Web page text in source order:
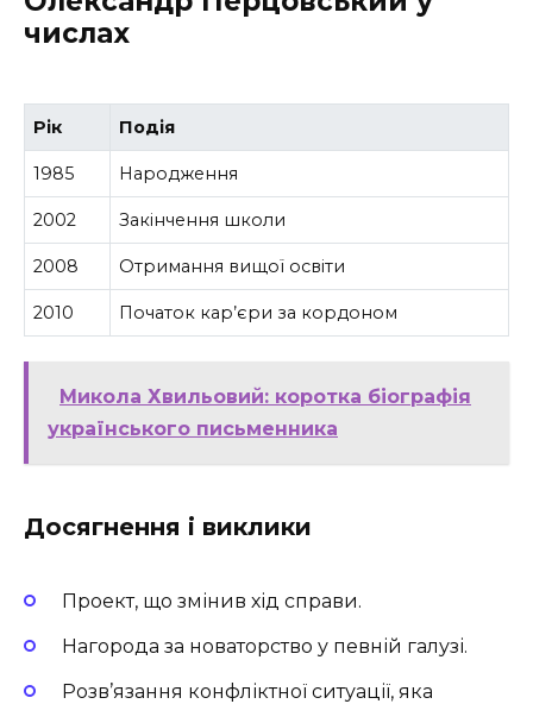
числах
Рік Подія
1985 Народження
2002 Закінчення школи
2008 Отримання вищої освіти
2010 Початок кар’єри за кордоном
Микола Хвильовий: коротка біографія
українського письменника
Досягнення і виклики
Проект, що змінив хід справи.
Нагорода за новаторство у певній галузі.
Розв’язання конфліктної ситуації, яка